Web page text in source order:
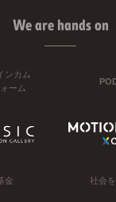
We are hands on
ンカム
ーム
金 社会